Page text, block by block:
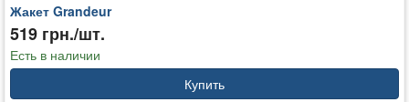
Жакет Grandeur
519 грн./шт.
Есть в наличии
Купить